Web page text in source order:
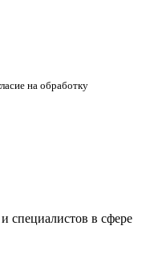
на обработку
специалистов в сфере